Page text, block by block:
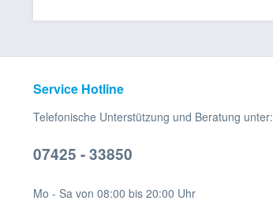
Service Hotline
Telefonische Unterstützung und Beratung unter:
07425 - 33850
Mo - Sa von 08:00 bis 20:00 Uhr